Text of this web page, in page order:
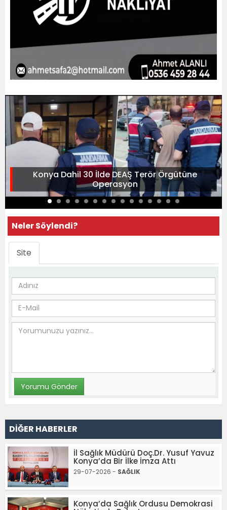
Konya Dahil 30 İlde DEAŞ Terör Örgütüne
Operasyon
Neler Söylendi?
Site
DİĞER HABERLER
İl Sağlık Müdürü Doç.Dr. Yusuf Yavuz
Konya’da Bir İlke İmza Attı
29-07-2026 - SAĞLIK
Konya’da Sağlık Ordusu Demokrasi